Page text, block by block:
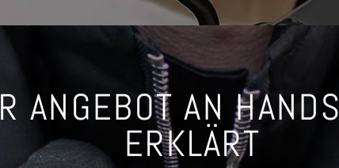
ANGEBOT AN
ERKLÄRT